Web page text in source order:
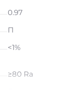
0.97
П
<1%
≥80 Ra